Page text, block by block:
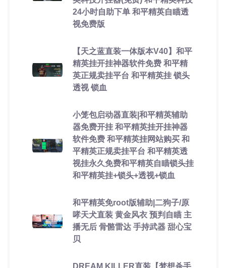
24小时自助下单 和平精英自瞄透
视免费版
【天之蓝直装一体版本V40】和平
精英挂开挂神器软件免费 和平精
英正规卖挂平台 和平精英挂 锁头
透视 锁血
小笼包启动器直装|和平精英辅助
器免费开挂 和平精英挂开挂神器
软件免费 和平精英挂网站购买 和
平精英正规卖挂平台 和平精英透
视挂永久免费和平精英自瞄锁头挂
和平精英挂+锁头+透视+锁血
和平精英免root版辅助|二狗子/原
哮天犬直装 黄金风衣 预判自瞄 主
播无后 骨骼雷达 手持武器 甜心宝
贝
DREAM KILLER直装【梦想杀手